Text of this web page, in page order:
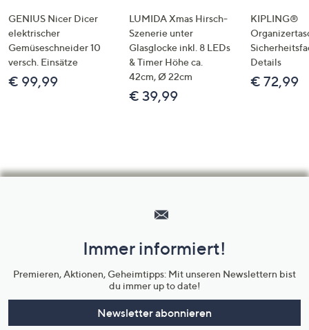
GENIUS Nicer Dicer
elektrischer
Gemüseschneider 10
versch. Einsätze
€ 99,99
LUMIDA Xmas Hirsch-
Szenerie unter
Glasglocke inkl. 8 LEDs
& Timer Höhe ca.
42cm, Ø 22cm
€ 39,99
KIPLING®
Details
€ 72,99
Unternehmensinformationen
Immer informiert!
Premieren, Aktionen, Geheimtipps: Mit unseren Newslettern bist
du immer up to date!
Newsletter abonnieren